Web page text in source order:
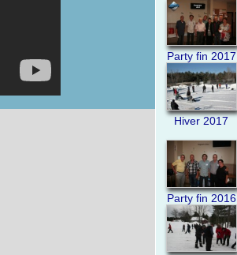
Party fin 2017
Hiver 2017
Party fin 2016